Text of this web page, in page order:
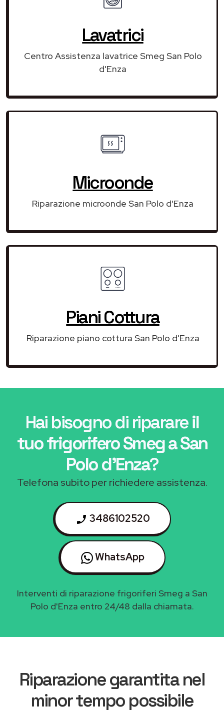
Lavatrici
Centro Assistenza lavatrice Smeg San Polo
d'Enza
Microonde
Riparazione microonde San Polo d'Enza
Piani Cottura
Riparazione piano cottura San Polo d'Enza
Hai bisogno di riparareil
tuo frigorifero Smeg a San
Polo d'Enza?
Telefona subito per richiedere assistenza.
3486102520
WhatsApp
Interventi di riparazione frigoriferi Smeg a San
Polo d'Enza entro 24/48 dalla chiamata.
Riparazione garantita nel
minor tempo possibile